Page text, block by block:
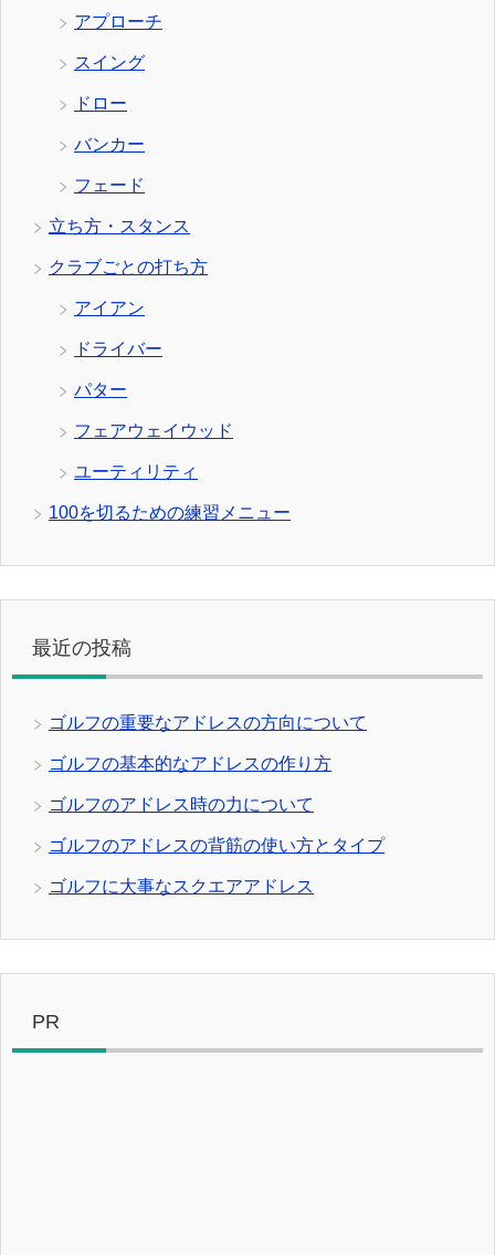
アプローチ
スイング
ドロー
バンカー
フェード
立ち方・スタンス
クラブごとの打ち方
アイアン
ドライバー
パター
フェアウェイウッド
ユーティリティ
100を切るための練習メニュー
最近の投稿
ゴルフの重要なアドレスの方向について
ゴルフの基本的なアドレスの作り方
ゴルフのアドレス時の力について
ゴルフのアドレスの背筋の使い方とタイプ
ゴルフに大事なスクエアアドレス
PR